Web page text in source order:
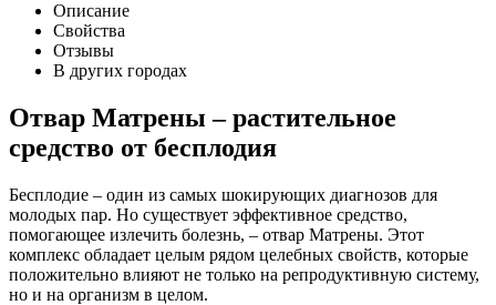
Описание
Свойства
Отзывы
В других городах
Отвар Матрены – растительное
средство от бесплодия
Бесплодие – один из самых шокирующих диагнозов для
молодых пар. Но существует эффективное средство,
помогающее излечить болезнь, – отвар Матрены. Этот
комплекс обладает целым рядом целебных свойств, которые
положительно влияют не только на репродуктивную систему,
но и на организм в целом.